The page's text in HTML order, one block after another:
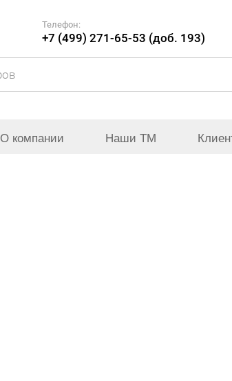
Телефон:
+7 (499) 271-65-53 (доб. 193)
О компании Наши ТМ